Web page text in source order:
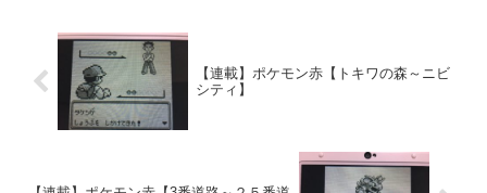
【連載】ポケモン赤【トキワの森～ニビ
シティ】